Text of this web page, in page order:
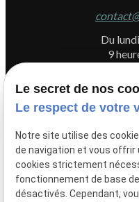
Du
9
Inscrivez-vous à la
Le secret de nos
Le respect de votre
Notre site utilise des
de navigation et vous offrir
cookies strictement
fonctionnement de base
désactivés. Cependant,